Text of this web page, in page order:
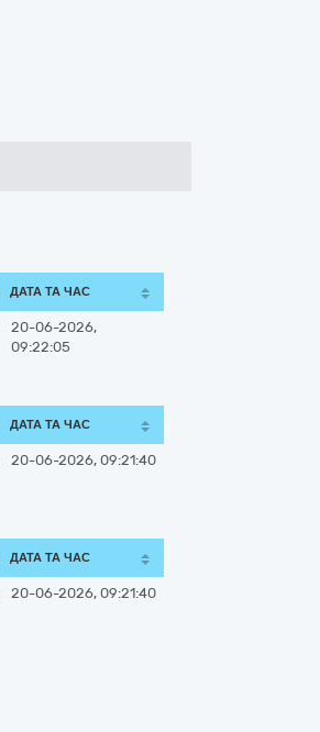
ДАТА ТА ЧАС
20-06-2026,
09:22:05
ДАТА ТА ЧАС
20-06-2026, 09:21:40
ДАТА ТА ЧАС
20-06-2026, 09:21:40